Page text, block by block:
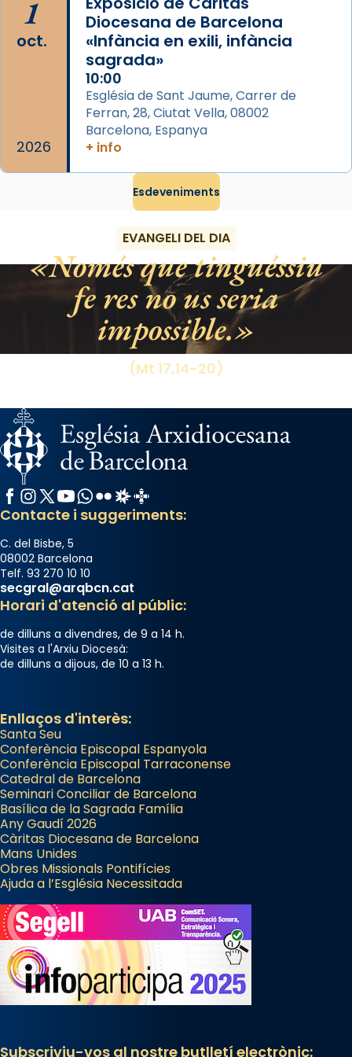
processó (recuperada el 1972) al voltant
del temple amb les relíquies de les santes.
Des de 1985 hi participa també un grup de
diablesses amb música i ball propis. Festa
gran a Mataró.
«Si vols saber què és calor, ves per les
Santes a Mataró»🥵.
Share
1
oct.
2026
Diocesana de Barcelona
«Infància en exili, infància
sagrada»
10:00
Església de Sant Jaume, Carrer de
Ferran, 28, Ciutat Vella, 08002
Barcelona, Espanya
+ info
Esdeveniments
EVANGELI DEL DIA
Només que tinguéssiu
fe res no us seria
impossible.
(Mt 17,14-20)
Facebook
Instagram
X / Twitter
YouTube
WhatsApp
FlickrRadio Estel
Catalunya Cristiana
Contacte i suggeriments:
C. del Bisbe, 5
08002 Barcelona
Telf. 93 270 10 10
secgral@arqbcn.cat
Horari d'atenció al públic:
de dilluns a divendres, de 9 a 14 h.
Visites a l'Arxiu Diocesà:
de dilluns a dijous, de 10 a 13 h.
Enllaços d'interès:
Santa Seu
Conferència Episcopal Espanyola
Conferència Episcopal Tarraconense
Catedral de Barcelona
Seminari Conciliar de Barcelona
Basílica de la Sagrada Família
Any Gaudí 2026
Càritas Diocesana de Barcelona
Mans Unides
Obres Missionals Pontifícies
Ajuda a l’Església Necessitada
Subscriviu-vos al nostre butlletí electrònic: